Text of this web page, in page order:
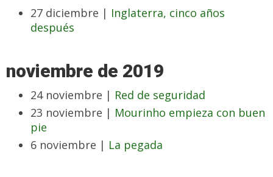
27 diciembre | Inglaterra, cinco años
después
noviembre de 2019
24 noviembre | Red de seguridad
23 noviembre | Mourinho empieza con buen
pie
6 noviembre | La pegada